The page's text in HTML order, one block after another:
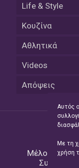
Life & Style
Κουζίνα
Αθλητικά
Videos
Απόψεις
Μέλος του
Αυτός
Με τη
χρήση